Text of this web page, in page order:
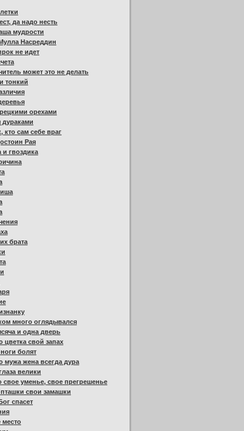
да надо несть
мудрости
Насреддин
не идет
может это не делать
тонкий
орехами
дураками
кто сам себе враг
Рая
и гвоздика
брата
много оглядывался
и одна дверь
цветка свой запах
болят
мужа жена всегда дура
велики
свое уменье, свое прегрешенье
свои замашки
спасет
место